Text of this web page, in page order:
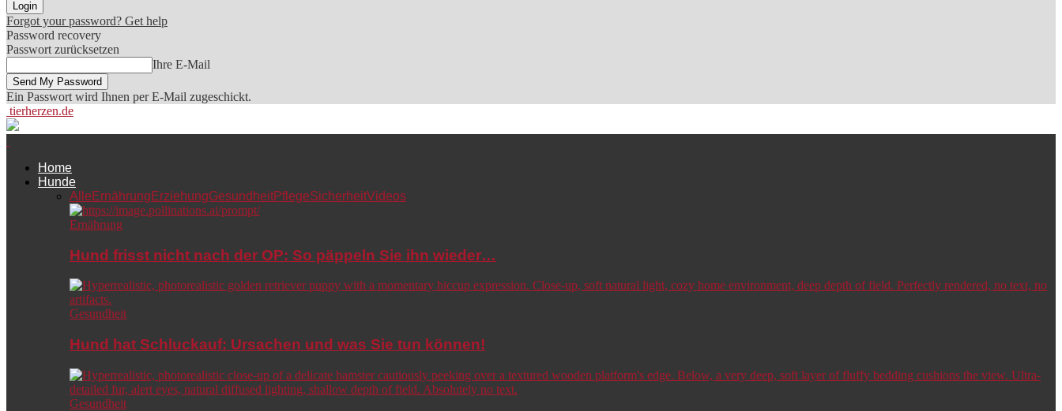
Forgot your password? Get help
Password recovery
Passwort zurücksetzen
Ihre E-Mail
Ein Passwort wird Ihnen per E-Mail zugeschickt.
tierherzen.de
Home
Hunde
Alle Ernährung ErziehungGesundheitPflegeSicherheitVideos
Ernährung
Hund frisst nicht nach der OP: So päppeln Sie ihn wieder…
Gesundheit
Hund hat Schluckauf: Ursachen und was Sie tun können!
Gesundheit